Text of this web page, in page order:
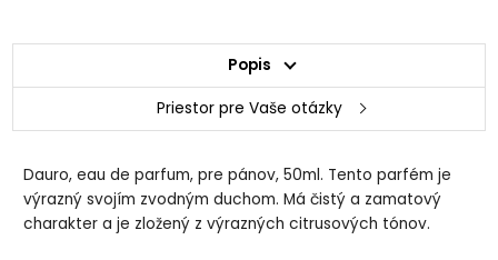
Popis
Priestor pre Vaše otázky
Dauro, eau de parfum, pre pánov, 50ml. Tento parfém je
výrazný svojím zvodným duchom. Má čistý a zamatový
charakter a je zložený z výrazných citrusových tónov.